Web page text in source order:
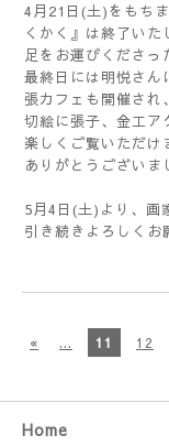
4月21日(土)をもち
くかく』は終了いた
足をお運びくださっ
最終日には明悦さん
張カフェも開催され
切絵に張子、金工ア
楽しくご覧いただけ
ありがとうございま
5月4日(土)より、画
引き続きよろしくお
« ... 11 12
Home